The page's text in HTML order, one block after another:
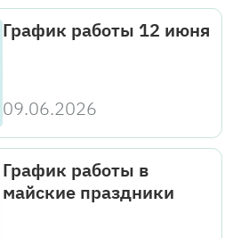
График работы 12 июня
09.06.2026
График работы в
майские праздники